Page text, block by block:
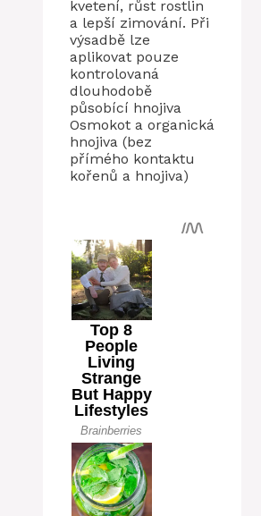
kvetení, růst rostlin
a lepší zimování. Při
výsadbě lze
aplikovat pouze
kontrolovaná
dlouhodobě
působící hnojiva
Osmokot a organická
hnojiva (bez
přímého kontaktu
kořenů a hnojiva)